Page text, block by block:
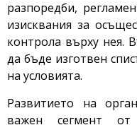
разпоредби,
изисквания за
контрола върху нея.
да бъде изготвен
на условията.
Развитието на
важен сегмент от